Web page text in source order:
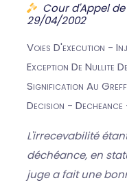
Cour d'Appel
29/04/2002
Voies D'execution -
Exception De Nullite
Signification Au
Decision -
L'irrecevabilité
déchéance, en
juge a fait une